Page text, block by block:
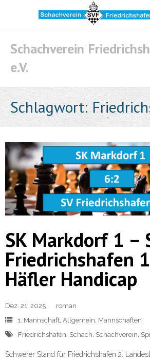
content
Schachverein
e.V.
Schlagwort:
SK Markdorf 1 –
Friedrichshafen
Häfler Handicap
Dez. 21, 2025
roman
1. Mannschaft Allgemein Mannschaften
Friedrichshafen Schach Schachverein
Schwerer Stand für Friedrichshafen 2.